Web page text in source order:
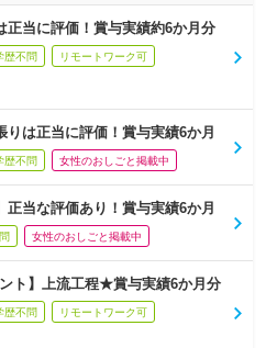
正当に評価！賞与実績約6か月分
歴不問 リモートワーク可
は正当に評価！賞与実績6か月
歴不問 女性のおしごと掲載中
当な評価あり！賞与実績6か月
女性のおしごと掲載中
ト】上流工程★賞与実績6か月分
歴不問 リモートワーク可